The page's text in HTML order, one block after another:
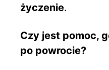
życzenie.
Czy jest pomoc,
po powrocie?